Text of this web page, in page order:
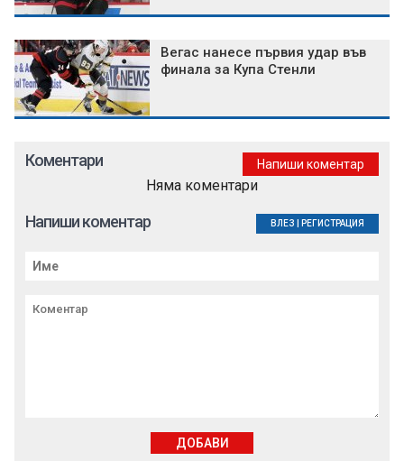
Вегас нанесе първия удар във
финала за Купа Стенли
Коментари Напиши коментар
Няма коментари
Напиши коментар ВЛЕЗ РЕГИСТРАЦИЯ
ДОБАВИ